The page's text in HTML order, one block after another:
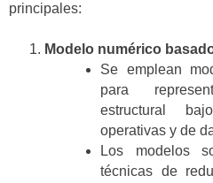
principales:
Modelo numérico
Se emplean
para
estructural
operativas y de
Los modelos
técnicas de